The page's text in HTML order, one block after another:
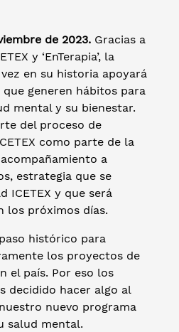
de 2023. Gracias a
y ‘EnTerapia’, la
en su historia apoyará
que generen hábitos para
mental y su bienestar.
del proceso de
como parte de la
a
estrategia que se
ICETEX y que será
los próximos días.
histórico para
los proyectos de
el país. Por eso los
decidido hacer algo al
nuevo programa
salud mental.